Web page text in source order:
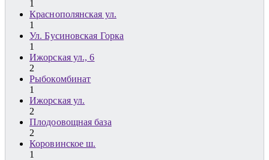
1
Краснополянская ул.
1
Ул. Бусиновская Горка
1
Ижорская ул., 6
2
Рыбокомбинат
1
Ижорская ул.
2
Плодоовощная база
2
Коровинское ш.
1